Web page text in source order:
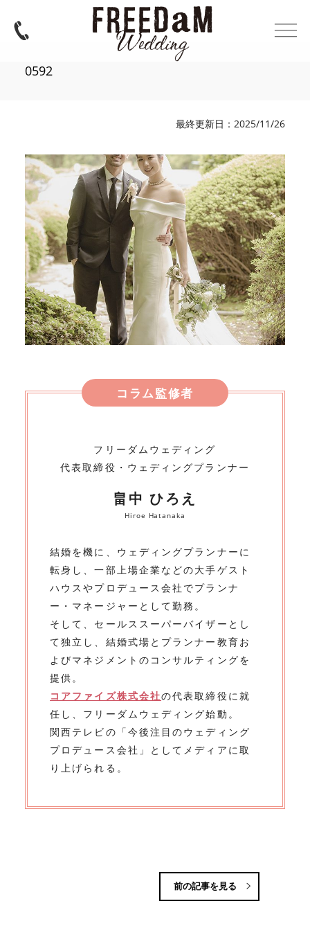
0592
最終更新日：2025/11/26
コラム監修者
フリーダムウェディング
代表取締役・ウェディングプランナー
畠中 ひろえ
Hiroe Hatanaka
結婚を機に、ウェディングプランナーに
転身し、一部上場企業などの大手ゲスト
ハウスやプロデュース会社でプランナ
ー・マネージャーとして勤務。
そして、セールススーパーバイザーとし
て独立し、結婚式場とプランナー教育お
よびマネジメントのコンサルティングを
提供。
コアファイズ株式会社の代表取締役に就
任し、フリーダムウェディング始動。
関西テレビの「今後注目のウェディング
プロデュース会社」としてメディアに取
り上げられる。
前の記事を見る